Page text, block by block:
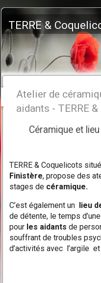
TERRE &
Atelier de
aidants - TERRE
Céramique et lieu
TERRE & Coquelicots
Finistère, propose des
stages de céramique.
C’est également un lieu
de détente, le temps
pour les aidants de
souffrant de troubles
d’activités avec l’argile